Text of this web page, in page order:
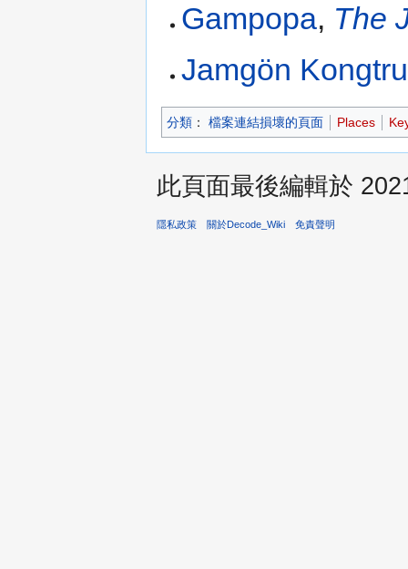
Gampopa, The
Jamgön
分類 ： 檔案連結損壞的頁面 Places
此頁面最後編輯於
隱私政策 關於Decode_Wiki 免責聲明